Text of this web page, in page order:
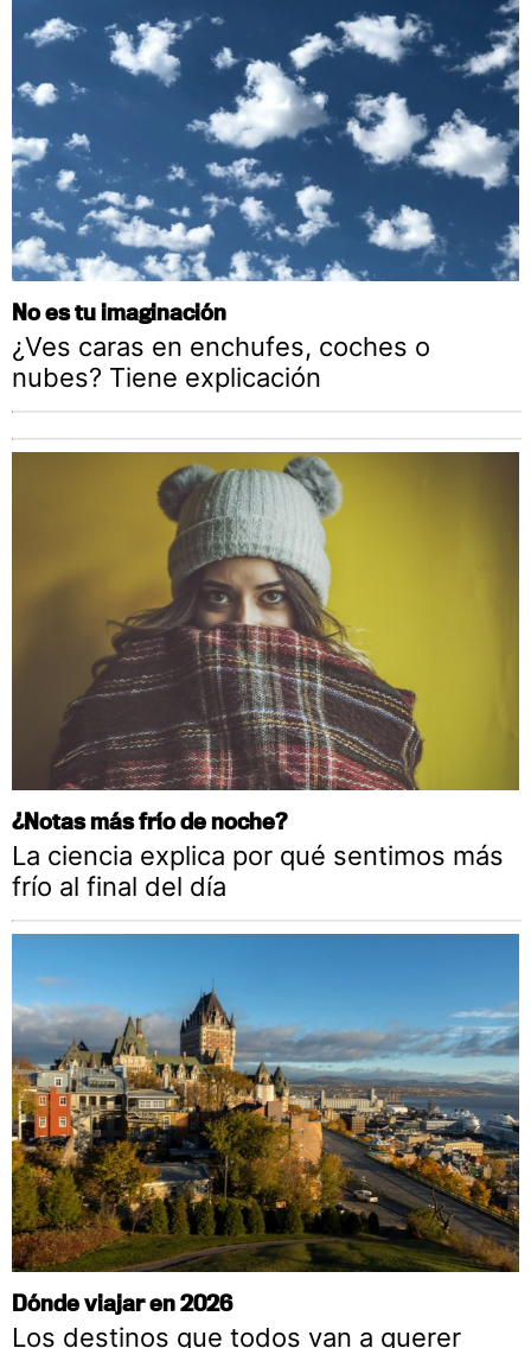
No es tu imaginación
¿Ves caras en enchufes, coches o
nubes? Tiene explicación
¿Notas más frío de noche?
La ciencia explica por qué sentimos más
frío al final del día
Dónde viajar en 2026
Los destinos que todos van a querer